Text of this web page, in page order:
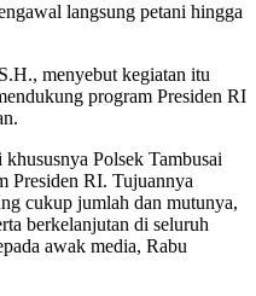
langsung petani hingga
menyebut kegiatan itu
program Presiden RI
Polsek Tambusai
Presiden RI. Tujuannya
cukup jumlah dan mutunya,
berkelanjutan di seluruh
awak media, Rabu